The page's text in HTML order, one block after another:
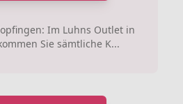
Im Luhns Outlet in
Sie sämtliche K...